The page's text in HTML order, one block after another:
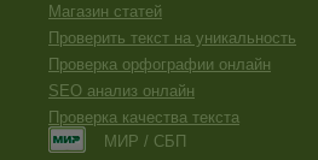
Магазин статей
Проверить текст на уникальность
Проверка орфографии онлайн
SEO анализ онлайн
Проверка качества текста
МИР / СБП